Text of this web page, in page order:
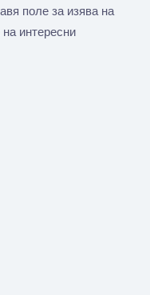
поле за изява на
интересни